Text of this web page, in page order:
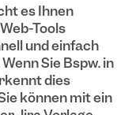
es Ihnen
Tools
und einfach
Sie Bspw. in
dies
können mit ein